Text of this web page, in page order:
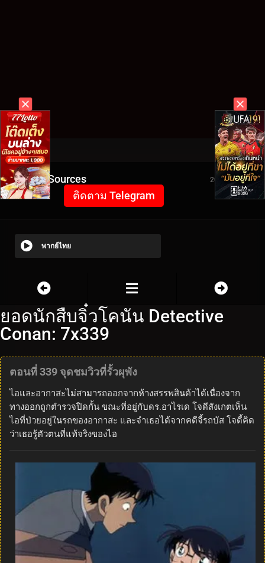
Video Sources 2078 Views
ติดตาม Telegram
พากย์ไทย
ยอดนักสืบจิ๋วโคนัน Detective
Conan: 7x339
ตอนที่ 339 จุดชมวิวที่รั้วผุพัง
ไอและอากาสะไม่สามารถออกจากห้างสรรพสินค้าได้เนื่องจาก
ทางออกถูกตำรวจปิดกั้น ขณะที่อยู่กับดร.อาไรเด โจดีสังเกตเห็น
ไอที่ป่วยอยู่ในรถของอากาสะ และจำเธอได้จากคดีจี้รถบัส โจดี้คิด
ว่าเธอรู้ตัวตนที่แท้จริงของไอ